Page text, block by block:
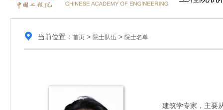
当前位置： 首页> 院士队伍 > 院士名单
建筑学专家，主要从